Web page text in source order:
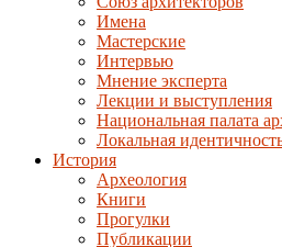
Имена
Мастерские
Интервью
Мнение эксперта
Лекции и выступления
Национальная палата
Локальная
История
Археология
Книги
Прогулки
Публикации